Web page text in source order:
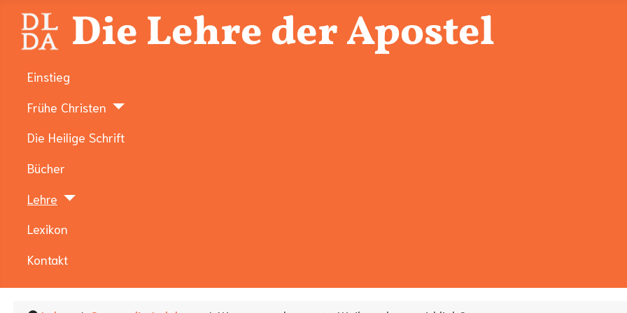
Die Lehre der Apostel
Einstieg
Frühe Christen
Die Heilige Schrift
Bücher
Lehre
Lexikon
Kontakt